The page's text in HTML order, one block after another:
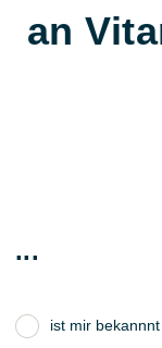
an
...
ist mir bekannnt